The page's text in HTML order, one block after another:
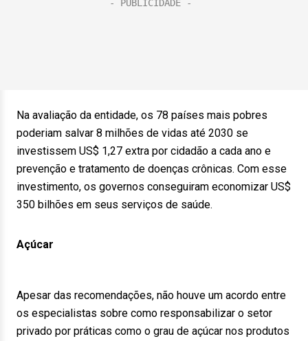
Na avaliação da entidade, os 78 países mais pobres
poderiam salvar 8 milhões de vidas até 2030 se
investissem US$ 1,27 extra por cidadão a cada ano e
prevenção e tratamento de doenças crônicas. Com esse
investimento, os governos conseguiram economizar US$
350 bilhões em seus serviços de saúde.
Açúcar
Apesar das recomendações, não houve um acordo entre
os especialistas sobre como responsabilizar o setor
privado por práticas como o grau de açúcar nos produtos